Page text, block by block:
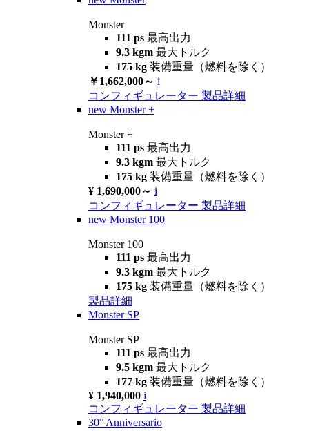
Monster
111 ps 最高出力
9.3 kgm 最大トルク
175 kg 装備重量（燃料を除く）
￥1,662,000～ i
コンフィギュレーター 製品詳細
new Monster +
Monster +
111 ps 最高出力
9.3 kgm 最大トルク
175 kg 装備重量（燃料を除く）
¥ 1,690,000～ i
コンフィギュレーター 製品詳細
new Monster 100
Monster 100
111 ps 最高出力
9.3 kgm 最大トルク
175 kg 装備重量（燃料を除く）
製品詳細
Monster SP
Monster SP
111 ps 最高出力
9.5 kgm 最大トルク
177 kg 装備重量（燃料を除く）
¥ 1,940,000 i
コンフィギュレーター 製品詳細
30° Anniversario